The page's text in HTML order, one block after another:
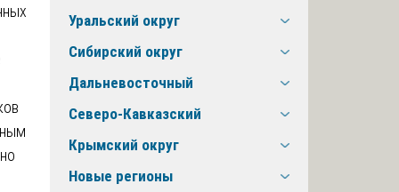
Уральский округ
Сибирский округ
Дальневосточный
Северо-Кавказский
Крымский округ
Новые регионы